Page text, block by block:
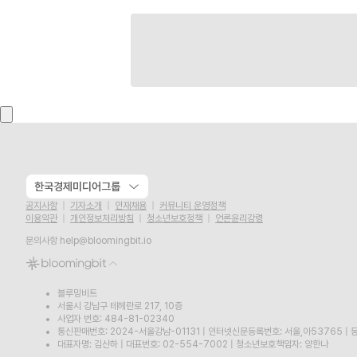
한국경제미디어그룹
공지사항 기자소개 인재채용
커뮤니티 운영정책
이용약관
개인정보처리방침 청소년보호정책
언론윤리강령
문의사항 help@bloomingbit.io
블루밍비트
서울시 강남구 테헤란로 217, 10층
사업자 번호: 484-81-02340
통신판매번호: 2024-서울강남-01131
인터넷신문등록번호: 서울,아53765
대표자명: 김산하
대표번호: 02-554-7002 청소년보호책임자: 양한나